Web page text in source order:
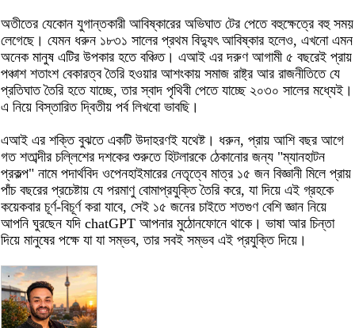
অতীতের যেকোন যুগান্তকারী আবিষ্কারের অভিঘাত টের পেতে বহুক্ষেত্রে বহু সময়
লেগেছে। যেমন ধরুন ১৮৩১ সালের প্রথম বিদ্যুৎ আবিষ্কার হলেও, এখনো এমন
অনেক মানুষ এটির উপকার হতে বঞ্চিত। এআই এর দরুণ আগামী ৫ বছরেই প্রায়
পঞ্চাশ শতাংশ বেকারত্ব তৈরি হওয়ার আশংকায় সমাজ রাষ্ট্র আর রাজনীতিতে যে
প্রতিঘাত তৈরি হতে যাচ্ছে, তার স্বাদ পৃথিবী পেতে যাচ্ছে ২০৩০ সালের মধ্যেই।
এ নিয়ে বিস্তারিত দ্বিতীয় পর্ব লিখবো ভাবছি।
এআই এর শক্তি বুঝতে একটি উদাহরণই যথেষ্ট। ধরুন, প্রায় আশি বছর আগে
গত শতাব্দীর চল্লিশের দশকের শুরুতে হিটলারকে ঠেকানোর জন্য "ম্যানহাটন
প্রকল্প" নামে পদার্থবিদ ওপেনহাইমারের নেতৃত্বে মাত্র ১৫ জন বিজ্ঞানী মিলে প্রায়
পাঁচ বছরের প্রচেষ্টায় যে পরমাণু বোমাপ্রযুক্তি তৈরি করে, যা দিয়ে এই গ্রহকে
কয়েকবার চূর্ণ-বিচূর্ণ করা যাবে, সেই ১৫ জনের চাইতে শতগুণ বেশি জ্ঞান নিয়ে
আপনি ঘুরছেন যদি chatGPT আপনার মুঠোনফোনে থাকে। ভাষা আর চিন্তা
দিয়ে মানুষের পক্ষে যা যা সম্ভব, তার সবই সম্ভব এই প্রযুক্তি দিয়ে।